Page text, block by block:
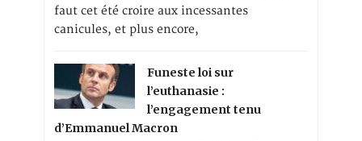
faut cet été croire aux incessantes
canicules, et plus encore,
Funeste loi sur
l’euthanasie :
l’engagement tenu
d’Emmanuel Macron